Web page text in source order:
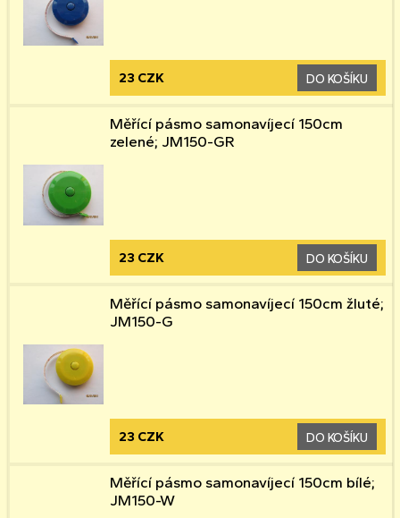
23 CZK DO KOŠÍKU
Měřící pásmo samonavíjecí 150cm
zelené; JM150-GR
23 CZK DO KOŠÍKU
Měřící pásmo samonavíjecí 150cm žluté;
JM150-G
23 CZK DO KOŠÍKU
Měřící pásmo samonavíjecí 150cm bílé;
JM150-W